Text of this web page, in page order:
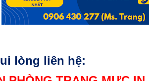
lòng liên hệ: